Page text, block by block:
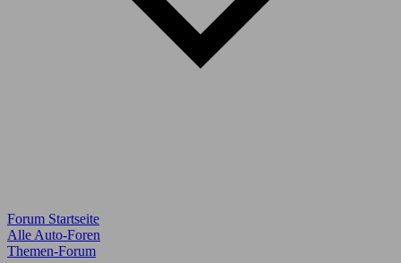
Forum Startseite
Alle Auto-Foren
Themen-Forum